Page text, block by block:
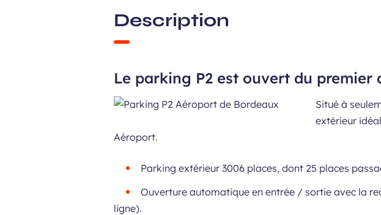
Description
Le parking P2 est ouvert du
Situé à
extérieur
Aéroport.
Parking extérieur 3006 places, dont 25 places
Ouverture automatique en entrée / sortie avec la
ligne).